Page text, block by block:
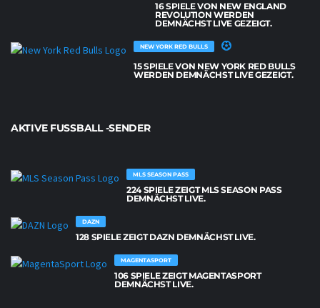
16 SPIELE VON NEW ENGLAND
REVOLUTION WERDEN
DEMNÄCHST LIVE GEZEIGT.
NEW YORK RED BULLS
15 SPIELE VON NEW YORK RED BULLS
WERDEN DEMNÄCHST LIVE GEZEIGT.
AKTIVE FUSSBALL -SENDER
MLS SEASON PASS
224 SPIELE ZEIGT MLS SEASON PASS
DEMNÄCHST LIVE.
DAZN
128 SPIELE ZEIGT DAZN DEMNÄCHST LIVE.
MAGENTASPORT
106 SPIELE ZEIGT MAGENTASPORT
DEMNÄCHST LIVE.